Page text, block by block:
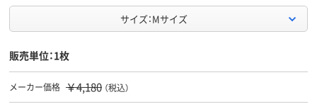
サイズ：Mサイズ
販売単位：1枚
メーカー価格 ￥4,180 （税込）